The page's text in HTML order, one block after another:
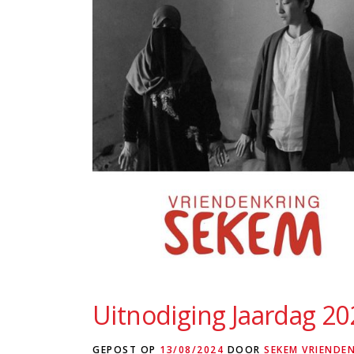
Uitnodiging Jaardag
GEPOST OP 13/08/2024 DOOR SEKEM